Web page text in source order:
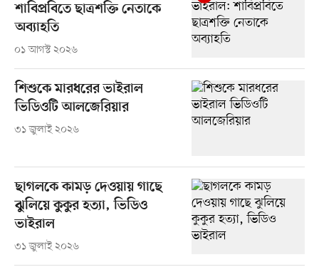
শাবিপ্রবিতে ছাত্রশক্তি নেতাকে
অব্যাহতি
০১ আগস্ট ২০২৬
শিশুকে মারধরের ভাইরাল
ভিডিওটি আলজেরিয়ার
৩১ জুলাই ২০২৬
ছাগলকে কামড় দেওয়ায় গাছে
ঝুলিয়ে কুকুর হত্যা, ভিডিও
ভাইরাল
৩১ জুলাই ২০২৬